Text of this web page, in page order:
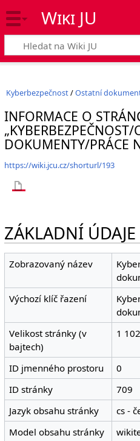
Wiki JU
Kyberbezpečnost/Ostatní
INFORMACE O
„KYBERBEZPEČNOST/
DOKUMENTY/PRÁCE
https://wiki.jcu.cz/shorturl/193
ZÁKLADNÍ ÚDAJE
Zobrazovaný název
Výchozí klíč řazení
Velikost stránky (v
bajtech)
1 102
ID jmenného prostoru
0
ID stránky
709
Jazyk obsahu stránky
cs -
Model obsahu stránky